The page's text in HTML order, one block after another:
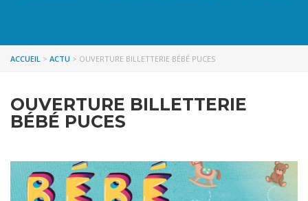
ACCUEIL > ACTU > OUVERTURE BILLETTERIE BÉBÉ PUCES
OUVERTURE BILLETTERIE
BÉBÉ PUCES